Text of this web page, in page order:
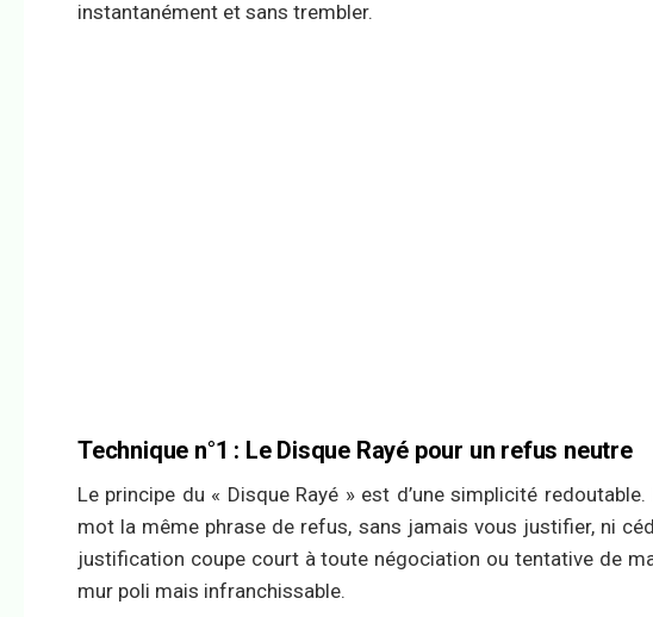
instantanément et sans trembler.
Technique n°1 : Le Disque Rayé pour un refus neutre
Le principe du « Disque Rayé » est d’une simplicité
mot la même phrase de refus, sans jamais vous justifier, ni
justification coupe court à toute négociation ou tentative de
mur poli mais infranchissable.